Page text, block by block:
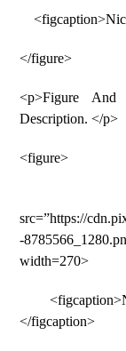
</figure>
<p>Figure And
Description. </p>
<figure>
src=”https://
-
width=270>
</figcaption>